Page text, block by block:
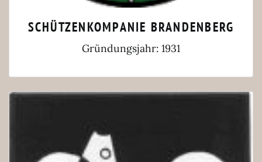
SCHÜTZENKOMPANIE BRANDENBERG
Gründungsjahr: 1931